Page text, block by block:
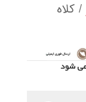
/ کلاه